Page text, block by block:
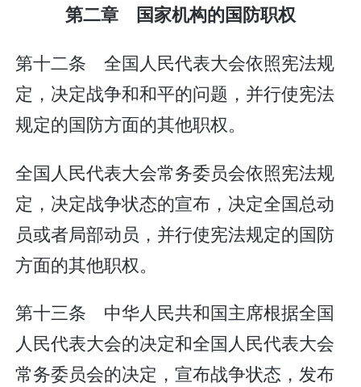
第二章 国家机构的国防职权
第十二条 全国人民代表大会依照宪法规
定，决定战争和和平的问题，并行使宪法
规定的国防方面的其他职权。
全国人民代表大会常务委员会依照宪法规
定，决定战争状态的宣布，决定全国总动
员或者局部动员，并行使宪法规定的国防
方面的其他职权。
第十三条 中华人民共和国主席根据全国
人民代表大会的决定和全国人民代表大会
常务委员会的决定，宣布战争状态，发布